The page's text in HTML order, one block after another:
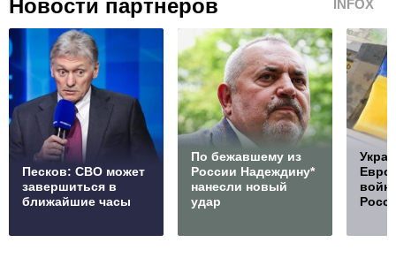
Новости партнеров INFOX
Песков: СВО может
завершиться в
ближайшие часы
По бежавшему из
России Надеждину*
нанесли новый
удар